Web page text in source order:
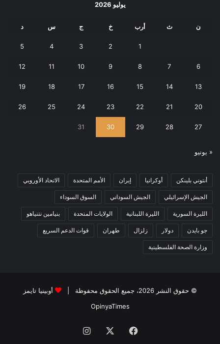
يوليو 2026
ن ث أرب خ ج س د
1
2
3
4
5
6
7
8
9
10
11
12
13
14
15
16
17
18
19
20
21
22
23
24
25
26
27
28
29
30
31
« يونيو
أنتوني بلينكن أوكرانيا إيران الأمم المتحدة الاتحاد الأوروبي
الجيش الإسرائيلي الجيش السوداني السوق السوداء
الليرة السورية الليرة اللبنانية الولايات المتحدة بنيامين نتنياهو
جو بايدن دولار زلزال طهران قوات الدعم السريع
وزارة الصحة الفلسطينية
© حقوق النشر 2026، جميع الحقوق محفوظة |
أوبينيا تايمز
OpinyaTimes
فيسبوك انستقرام